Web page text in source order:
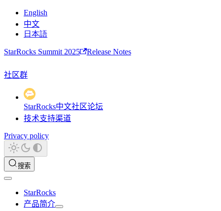
English
中文
日本語
StarRocks Summit 2025 Release Notes
社区群
StarRocks中文社区论坛
技术支持渠道
Privacy policy
搜索
StarRocks
产品简介